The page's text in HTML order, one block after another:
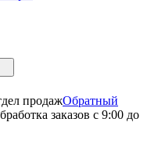
продажОбратный
заказов с 9:00 до